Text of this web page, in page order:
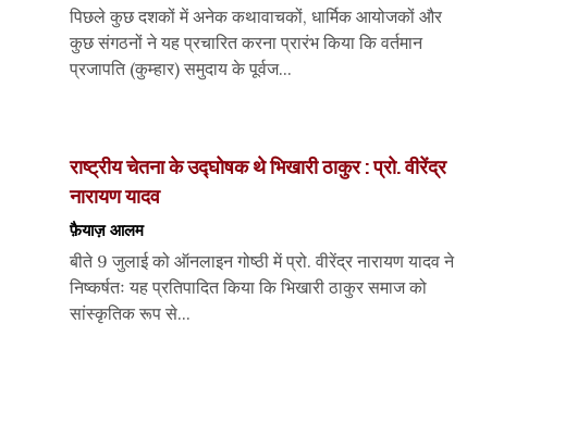
पिछले कुछ दशकों में अनेक कथावाचकों, धार्मिक आयोजकों और
कुछ संगठनों ने यह प्रचारित करना प्रारंभ किया कि वर्तमान
प्रजापति (कुम्हार) समुदाय के पूर्वज...
राष्ट्रीय चेतना के उद्घोषक थे भिखारी ठाकुर : प्रो. वीरेंद्र
नारायण यादव
फ़ैयाज़ आलम
बीते 9 जुलाई को ऑनलाइन गोष्ठी में प्रो. वीरेंद्र नारायण यादव ने
निष्कर्षतः यह प्रतिपादित किया कि भिखारी ठाकुर समाज को
सांस्कृतिक रूप से...